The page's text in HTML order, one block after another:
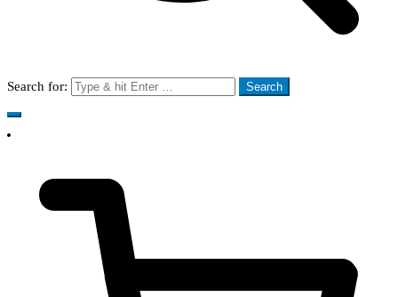
Search for: